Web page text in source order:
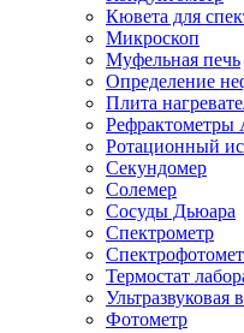
Кювета для
Микроскоп
Муфельная печь
Определение
Плита
Рефрактометры
Ротационный
Секундомер
Солемер
Сосуды Дьюара
Спектрометр
Термостат
Ультразвуковая
Фотометр